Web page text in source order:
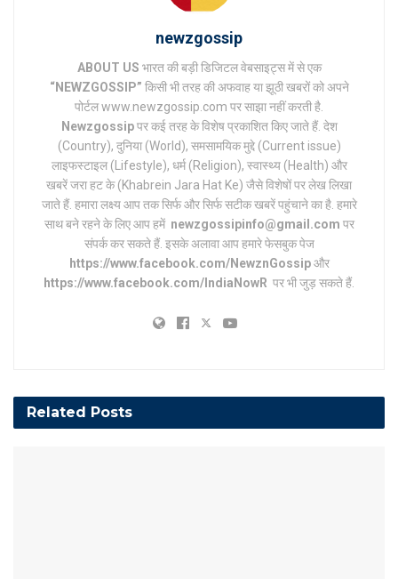
newzgossip
ABOUT US भारत की बड़ी डिजिटल वेबसाइट्स में से एक
“NEWZGOSSIP” किसी भी तरह की अफवाह या झूठी खबरों को अपने
पोर्टल www.newzgossip.com पर साझा नहीं करती है.
Newzgossipपर कई तरह के विशेष प्रकाशित किए जाते हैं. देश
(Country), दुनिया (World), समसामयिक मुद्दे (Current issue)
लाइफस्टाइल (Lifestyle), धर्म (Religion), स्वास्थ्य (Health) और
खबरें जरा हट के (Khabrein Jara Hat Ke) जैसे विशेषों पर लेख लिखा
जाते हैं. हमारा लक्ष्य आप तक सिर्फ और सिर्फ सटीक खबरें पहुंचाने का है. हमारे
साथ बने रहने के लिए आप हमें newzgossipinfo@gmail.com पर
संपर्क कर सकते हैं. इसके अलावा आप हमारे फेसबुक पेज
https://www.facebook.com/NewznGossipऔर
https://www.facebook.com/IndiaNowR पर भी जुड़ सकते हैं.
Related Posts